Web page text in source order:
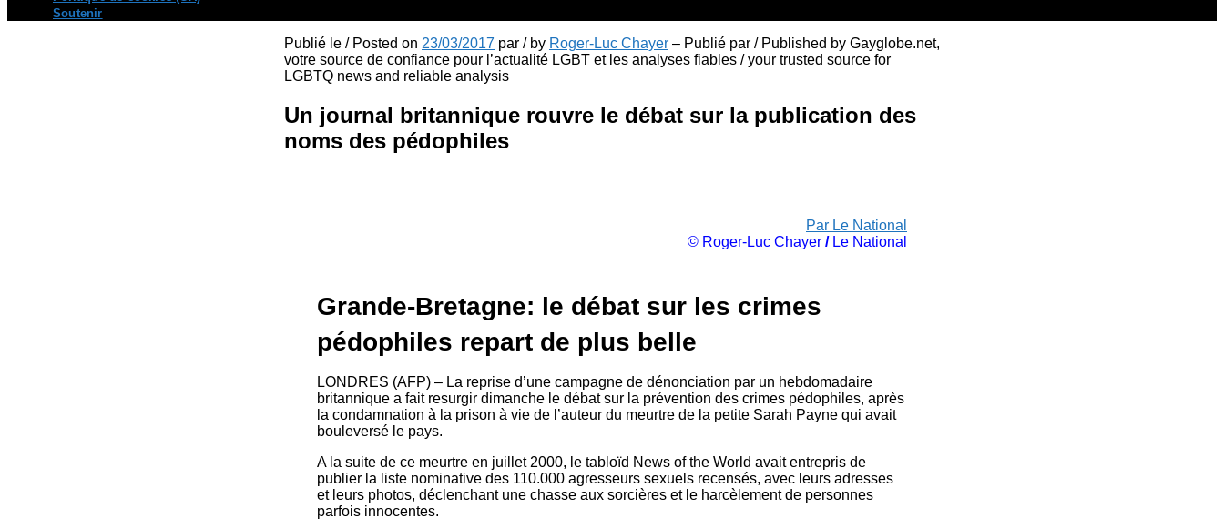
Soutenir
Publié le / Posted on 23/03/2017 par / by Roger-Luc Chayer – Publié par / Published by Gayglobe.net,
votre source de confiance pour l’actualité LGBT et les analyses fiables / your trusted source for
LGBTQ news and reliable analysis
Un journal britannique rouvre le débat sur la publication des
noms des pédophiles
Par Le National
© Roger-Luc Chayer /Le National
Grande-Bretagne: le débat sur les crimes
pédophiles repart de plus belle
LONDRES (AFP) – La reprise d’une campagne de dénonciation par un hebdomadaire
britannique a fait resurgir dimanche le débat sur la prévention des crimes pédophiles, après
la condamnation à la prison à vie de l’auteur du meurtre de la petite Sarah Payne qui avait
bouleversé le pays.
A la suite de ce meurtre en juillet 2000, le tabloïd News of the World avait entrepris de
publier la liste nominative des 110.000 agresseurs sexuels recensés, avec leurs adresses
et leurs photos, déclenchant une chasse aux sorcières et le harcèlement de personnes
parfois innocentes.